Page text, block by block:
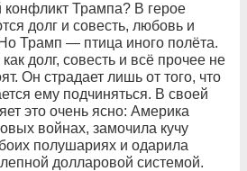
конфликт Трампа? В герое
долг и совесть, любовь и
Трамп — птица иного полёта.
долг, совесть и всё прочее не
Он страдает лишь от того, что
ему подчиняться. В своей
это очень ясно: Америка
войнах, замочила кучу
полушариях и одарила
долларовой системой.